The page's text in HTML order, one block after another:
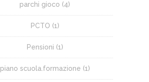
parchi gioco (4)
PCTO (1)
Pensioni (1)
piano scuola.formazione (1)